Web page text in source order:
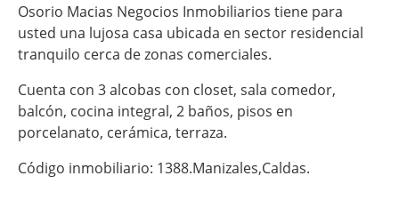
Osorio Macias Negocios Inmobiliarios tiene para
usted una lujosa casa ubicada en sector residencial
tranquilo cerca de zonas comerciales.
Cuenta con 3 alcobas con closet, sala comedor,
balcón, cocina integral, 2 baños, pisos en
porcelanato, cerámica, terraza.
Código inmobiliario: 1388.Manizales,Caldas.